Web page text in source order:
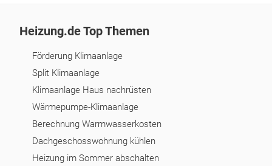
Heizung.de Top Themen
Förderung Klimaanlage
Split Klimaanlage
Klimaanlage Haus nachrüsten
Wärmepumpe-Klimaanlage
Berechnung Warmwasserkosten
Dachgeschosswohnung kühlen
Heizung im Sommer abschalten